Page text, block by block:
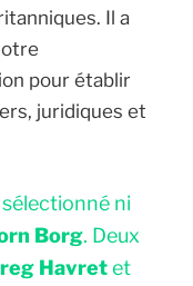
Il a
pour établir
juridiques et
sélectionné ni
Borg. Deux
Havretet